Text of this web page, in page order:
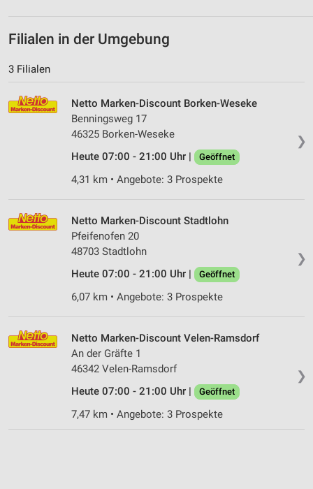
Filialen in der Umgebung
3 Filialen
❯
Netto Marken-Discount Borken-Weseke
Benningsweg 17
46325 Borken-Weseke
Heute 07:00 - 21:00 Uhr |
Geöffnet
4,31 km • Angebote: 3 Prospekte
❯
Netto Marken-Discount Stadtlohn
Pfeifenofen 20
48703 Stadtlohn
Heute 07:00 - 21:00 Uhr |
Geöffnet
6,07 km • Angebote: 3 Prospekte
❯
Netto Marken-Discount Velen-Ramsdorf
An der Gräfte 1
46342 Velen-Ramsdorf
Heute 07:00 - 21:00 Uhr |
Geöffnet
7,47 km • Angebote: 3 Prospekte